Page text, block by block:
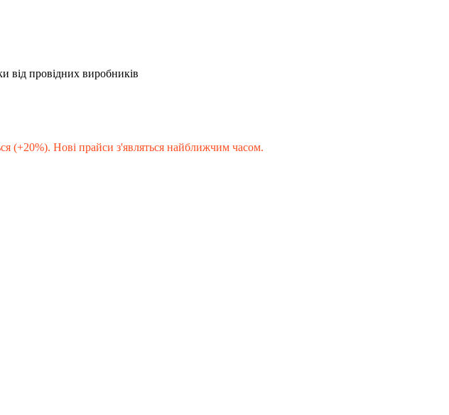
від провідних виробників
(+20%). Нові прайси з'являться найближчим часом.